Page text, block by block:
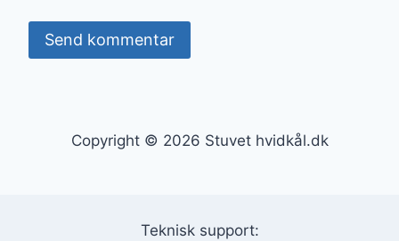
Copyright © 2026 Stuvet hvidkål.dk
Teknisk support: